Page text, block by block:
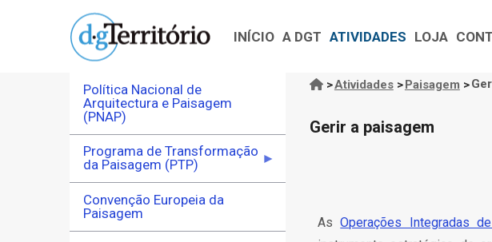
INÍCIO A DGT ATIVIDADES LOJA
Navegação
estrutural
>Atividades>Paisagem >
Gerir a paisagem
AsOperações Integradas
Política Nacional de
Arquitectura e Paisagem
(PNAP)
Programa de Transformação
da Paisagem (PTP)
Convenção Europeia da
Paisagem